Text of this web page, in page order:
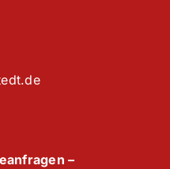
–